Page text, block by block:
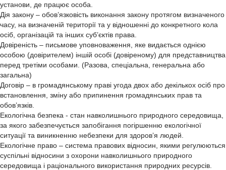
установи, де працює особа.
Дія закону – обов’язковість виконання закону протягом визначеного
часу, на визначеній території та у відношенні до конкретного кола
осіб, організацій та інших суб’єктів права.
Довіреність – письмове уповноваження, яке видається однією
особою (довірителем) іншій особі (довіреному) для представництва
перед третіми особами. (Разова, спеціальна, генеральна або
загальна)
Договір – в громадянському праві угода двох або декількох осіб про
встановлення, зміну або припинення громадянських прав та
обов’язків.
Екологічна безпека - стан навколишнього природного середовища,
за якого забезпечується запобігання погіршенню екологічної
ситуації та виникненню небезпеки для здоров’я людей.
Екологічне право – система правових відносин, якими регулюються
суспільні відносини з охорони навколишнього природного
середовища і раціонального використання природних ресурсів.